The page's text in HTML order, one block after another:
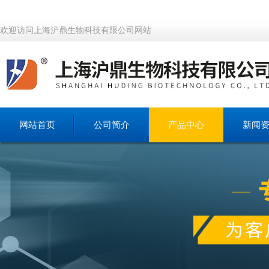
欢迎访问上海沪鼎生物科技有限公司网站
网站首页 公司简介 产品中心 新闻